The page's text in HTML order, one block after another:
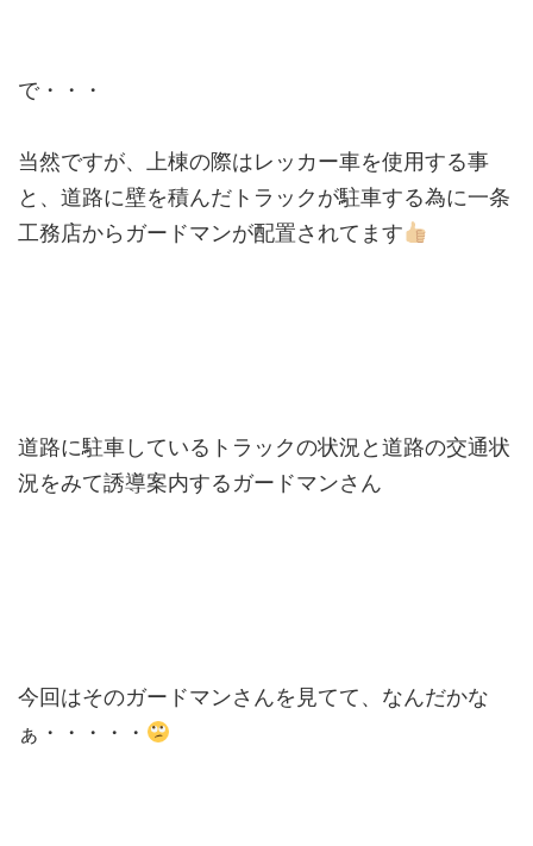
で・・・
当然ですが、上棟の際はレッカー車を使用する事
と、道路に壁を積んだトラックが駐車する為に一条
工務店からガードマンが配置されてます
道路に駐車しているトラックの状況と道路の交通状
況をみて誘導案内するガードマンさん
今回はそのガードマンさんを見てて、なんだかな
ぁ・・・・・